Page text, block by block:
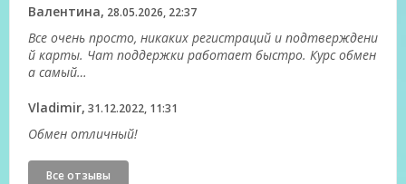
Валентина, 28.05.2026, 22:37
Все очень просто, никаких регистраций и подтверждени
й карты. Чат поддержки работает быстро. Курс обмен
а самый…
Vladimir, 31.12.2022, 11:31
Обмен отличный!
Все отзывы